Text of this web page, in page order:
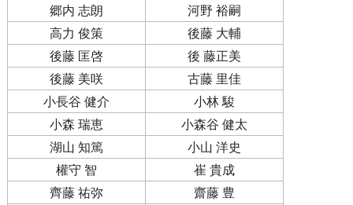
郷内 志朗
河野 裕嗣
高力 俊策
後藤 大輔
後藤 匡啓
後 藤正美
後藤 美咲
古藤 里佳
小長谷 健介
小林 駿
小森 瑞恵
小森谷 健太
湖山 知篤
小山 洋史
權守 智
崔 貴成
齊藤 祐弥
齋藤 豊